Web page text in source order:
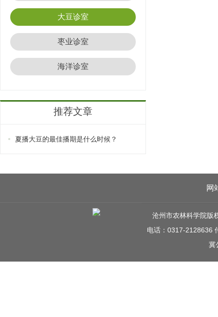
大豆诊室
枣业诊室
海洋诊室
推荐文章
夏播大豆的最佳播期是什么时候？
网
沧州市农林科学院版
电话：0317-2128636
冀